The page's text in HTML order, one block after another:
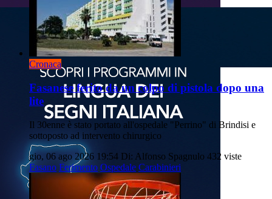
Cronaca
Fasanese ferito da un colpo di pistola dopo una
lite
Il 30enne è stato portato all'ospedale "Perrino" di Brindisi e
sottoposto ad intervento chirurgico
gio, 06 ago 2026 19:54 Di: Alfonso Spagnulo 432 viste
Fasano Ferimento Ospedale Carabinieri